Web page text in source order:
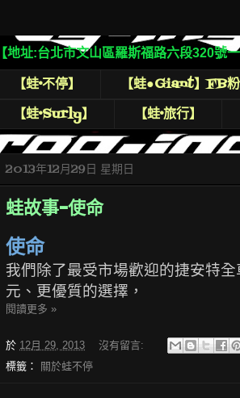
【地址:台北市文山區羅斯福路六段320號
【蛙•不停】 【蛙●Giant】FB
【蛙•Surly】
【蛙•旅行】
2013年12月29日 星期日
蛙故事-使命
使命
我們除了最受市場歡迎的捷安特
元、更優質的選擇，
閱讀更多 »
於 12月 29, 2013
沒有留言:
標籤：
關於蛙不停